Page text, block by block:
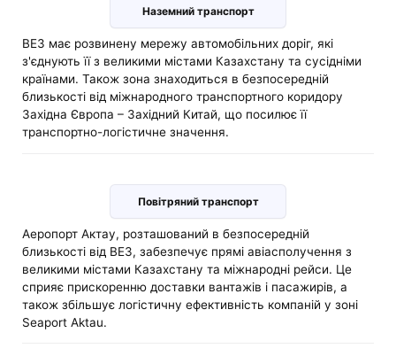
Наземний транспорт
ВЕЗ має розвинену мережу автомобільних доріг, які
з'єднують її з великими містами Казахстану та сусідніми
країнами. Також зона знаходиться в безпосередній
близькості від міжнародного транспортного коридору
Західна Європа – Західний Китай, що посилює її
транспортно-логістичне значення.
Повітряний транспорт
Аеропорт Актау, розташований в безпосередній
близькості від ВЕЗ, забезпечує прямі авіасполучення з
великими містами Казахстану та міжнародні рейси. Це
сприяє прискоренню доставки вантажів і пасажирів, а
також збільшує логістичну ефективність компаній у зоні
Seaport Aktau.